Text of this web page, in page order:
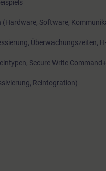
aus Theorie und
Profinet und fehlersicheren
(Hardware, Software,
Überwachungszeiten,
Secure Write
Reintegration)